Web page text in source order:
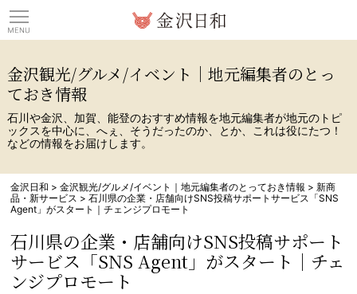
金沢観光/グルメ/イベント｜地元編集者のとっ
ておき情報
石川や金沢、加賀、能登のおすすめ情報を地元編集者が地元のトピ
ックスを中心に、へぇ、そうだったのか、とか、これは役にたつ！
などの情報をお届けします。
金沢日和 >金沢観光/グルメ/イベント｜地元編集者のとっておき情報 >新商
品・新サービス >石川県の企業・店舗向けSNS投稿サポートサービス「SNS
Agent」がスタート｜チェンジプロモート
石川県の企業・店舗向けSNS投稿サポート
サービス「SNS Agent」がスタート｜チェ
ンジプロモート